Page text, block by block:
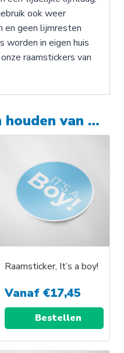
ook weer
en geen lijmresten
worden in eigen huis
raamstickers van
houden van …
Raamsticker, It’s a boy!
Vanaf €17,45
Bestellen
Dit